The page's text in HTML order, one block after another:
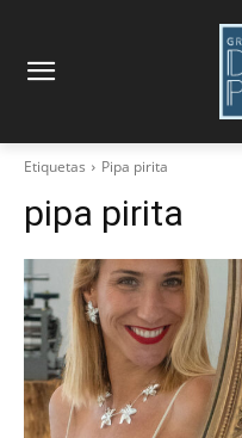
Etiquetas Pipa pirita
pipa pirita